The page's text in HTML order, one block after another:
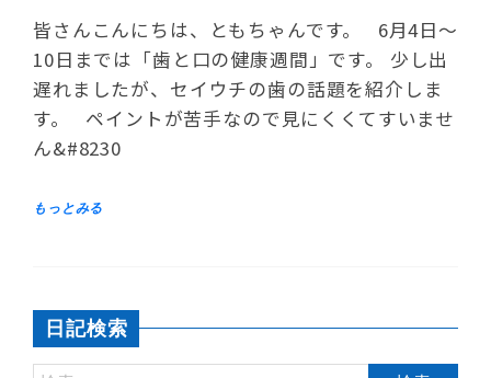
皆さんこんにちは、ともちゃんです。 6月4日～
10日までは「歯と口の健康週間」です。 少し出
遅れましたが、セイウチの歯の話題を紹介しま
す。 ペイントが苦手なので見にくくてすいませ
ん&#8230
日記検索